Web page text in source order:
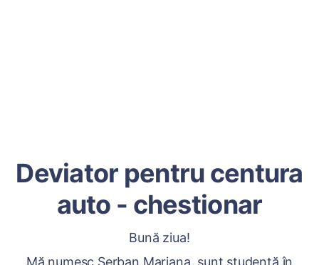
Deviator pentru centura
auto - chestionar
Bună ziua!
Mă numesc Șerban Mariana, sunt studentă în